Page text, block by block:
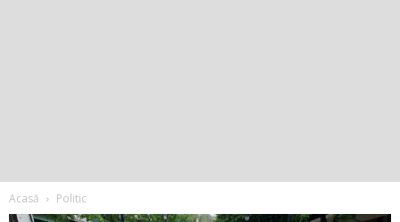
Acasă Politic